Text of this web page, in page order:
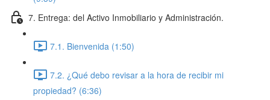
7. Entrega: del Activo Inmobiliario y Administración.
7.1. Bienvenida (1:50)
7.2. ¿Qué debo revisar a la hora de recibir mi
propiedad? (6:36)